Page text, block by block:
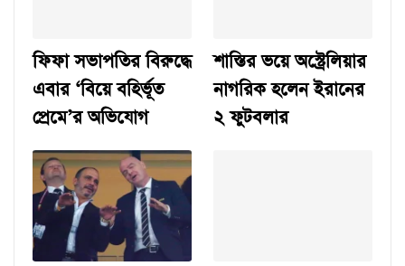
ফিফা সভাপতির বিরুদ্ধে
এবার ‘বিয়ে বহির্ভূত
প্রেমে’র অভিযোগ
শাস্তির ভয়ে অস্ট্রেলিয়ার
নাগরিক হলেন ইরানের
২ ফুটবলার